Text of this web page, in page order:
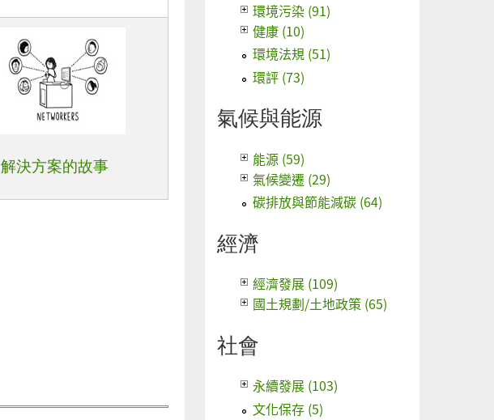
解決方案的故事
環境污染 (91)
健康 (10)
環境法規 (51)
環評 (73)
氣候與能源
能源 (59)
氣候變遷 (29)
碳排放與節能減碳 (64)
經濟
經濟發展 (109)
國土規劃/土地政策 (65)
社會
永續發展 (103)
文化保存 (5)